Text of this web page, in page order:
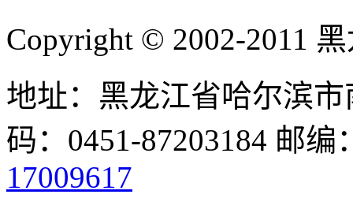
Copyright © 2002-2011
地址：黑龙江省哈尔滨
码：0451-87203184 邮编
17009617